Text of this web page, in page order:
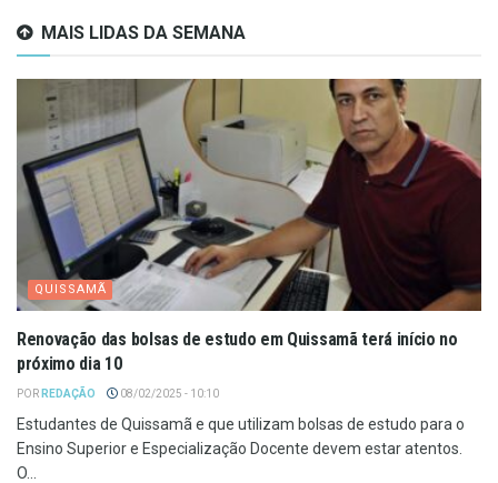
MAIS LIDAS DA SEMANA
QUISSAMÃ
Renovação das bolsas de estudo em Quissamã terá início no
próximo dia 10
POR REDAÇÃO 08/02/2025 - 10:10
Estudantes de Quissamã e que utilizam bolsas de estudo para o
Ensino Superior e Especialização Docente devem estar atentos.
O...